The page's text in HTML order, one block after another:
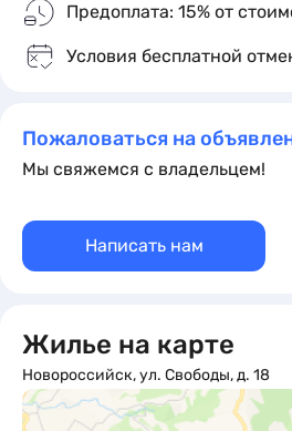
Предоплата: 15% от
Условия бесплатной
Пожаловаться на
Мы свяжемся с владельцем!
Написать нам
Жилье на карте
Новороссийск, ул. Свободы, д. 18